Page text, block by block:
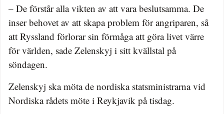
– De förstår alla vikten av att vara beslutsamma. De
inser behovet av att skapa problem för angriparen, så
att Ryssland förlorar sin förmåga att göra livet värre
för världen, sade Zelenskyj i sitt kvällstal på
söndagen.
Zelenskyj ska möta de nordiska statsministrarna vid
Nordiska rådets möte i Reykjavik på tisdag.